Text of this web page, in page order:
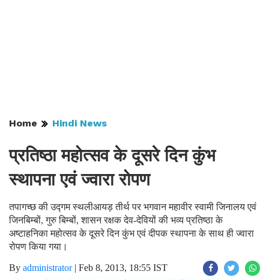
Home Hindi News
प्रतिष्ठा महोत्सव के दूसरे दिन कुंभ
स्थापना एवं ज्वारा रोपण
तपागच्छ की उद्गम स्थलीआयड़ तीर्थ पर भगवान महावीर स्वामी जिनालय एवं
जिनबिम्बों, गुरु बिम्बों, शासन रक्षक देव-देवियों की भव्य प्रतिष्ठा के
अष्टाहनिका महोत्सव के दूसरे दिन कुंभ एवं दीपक स्थापना के साथ ही ज्वारा
रोपण किया गया।
By administrator | Feb 8, 2013, 18:55 IST